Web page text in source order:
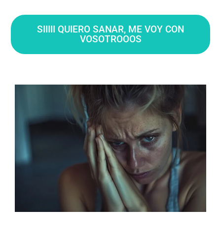
SIIIII QUIERO SANAR, ME VOY CON
VOSOTROOOS